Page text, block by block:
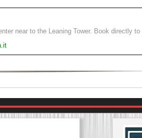
near to the Leaning Tower. Book directly to